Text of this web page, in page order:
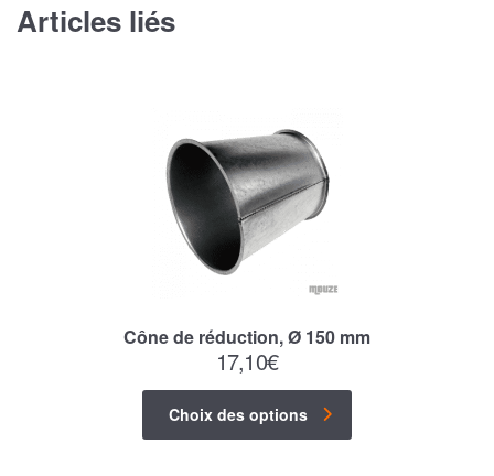
Articles liés
Cône de réduction, Ø 150 mm
17,10€
Choix des options